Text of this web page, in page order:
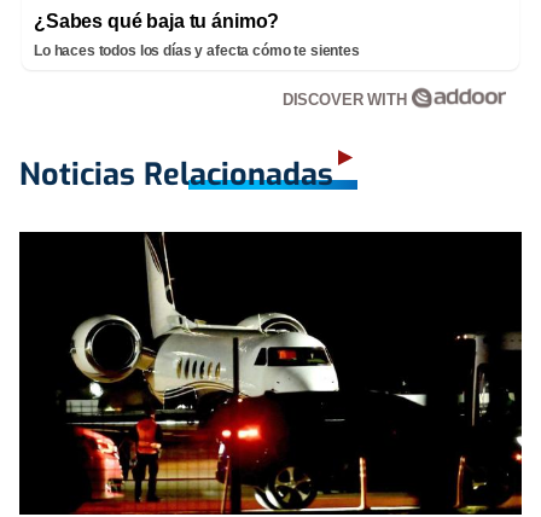
¿Sabes qué baja tu ánimo?
Lo haces todos los días y afecta cómo te sientes
DISCOVER WITH
Noticias Relacionadas